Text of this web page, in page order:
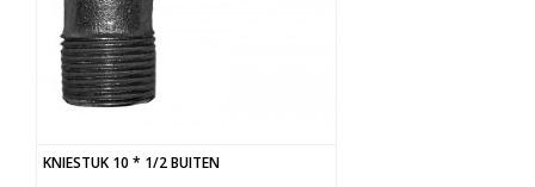
KNIESTUK 10 * 1/2 BUITEN